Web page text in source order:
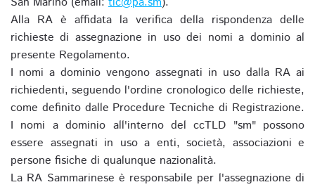
Alla RA è affidata la verifica della rispondenza delle
richieste di assegnazione in uso dei nomi a dominio al
presente Regolamento.
I nomi a dominio vengono assegnati in uso dalla RA ai
richiedenti, seguendo l'ordine cronologico delle richieste,
come definito dalle Procedure Tecniche di Registrazione.
I nomi a dominio all'interno del ccTLD "sm" possono
essere assegnati in uso a enti, società, associazioni e
persone fisiche di qualunque nazionalità.
La RA Sammarinese è responsabile per l'assegnazione di